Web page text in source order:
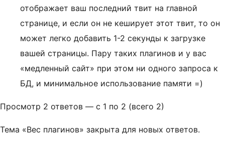
отображает ваш последний твит на главной
странице, и если он не кеширует этот твит, то он
может легко добавить 1-2 секунды к загрузке
вашей страницы. Пару таких плагинов и у вас
«медленный сайт» при этом ни одного запроса к
БД, и минимальное использование памяти =)
Просмотр 2 ответов — с 1 по 2 (всего 2)
Тема «Вес плагинов» закрыта для новых ответов.